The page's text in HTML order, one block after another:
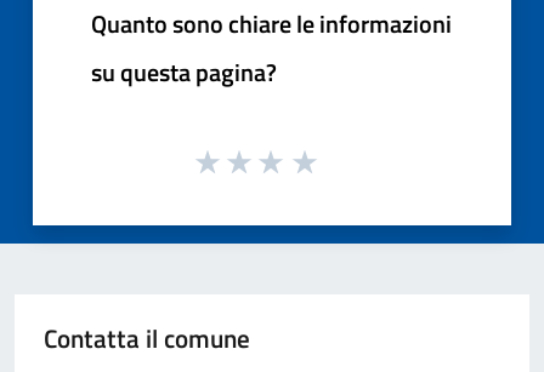
Quanto sono chiare le informazioni
su questa pagina?
Contatta il comune